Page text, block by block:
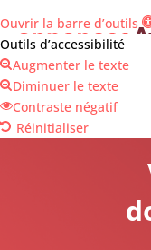
Ouvrir la barre d’outils
Outils d’accessibilité
Augmenter le texte
Diminuer le texte
Contraste négatif
Réinitialiser